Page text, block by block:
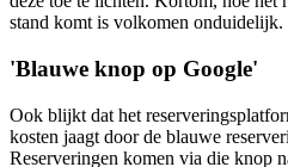
stand komt is volkomen onduidelijk.
'Blauwe knop op Google'
Ook blijkt dat het
kosten jaagt door de blauwe
Reserveringen komen via die knop